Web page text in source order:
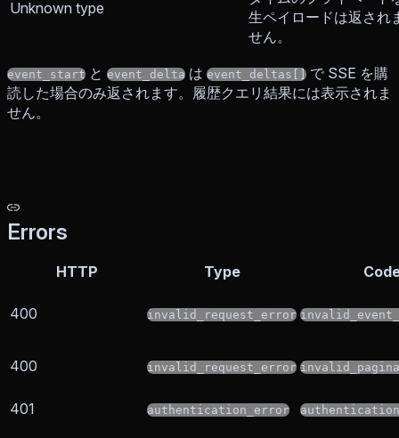
Unknown type
生ペイロードは返され
せん。
event_start と event_delta は event_deltas[] で SSE を購
読した場合のみ返されます。履歴クエリ結果には表示されま
せん。
Errors
HTTP Type
400 invalid_request_error
400 invalid_request_error
401 authentication_error